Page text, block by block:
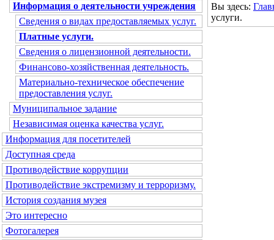
Информация о деятельности учреждения
Сведения о видах предоставляемых услуг.
Платные услуги.
Сведения о лицензионной деятельности.
Финансово-хозяйственная деятельность.
Материально-техническое обеспечение
предоставления услуг.
Муниципальное задание
Независимая оценка качества услуг.
Информация для посетителей
Доступная среда
Противодействие коррупции
Противодействие экстремизму и терроризму.
История создания музея
Это интересно
Фотогалерея
Вы здесь:
услуги.